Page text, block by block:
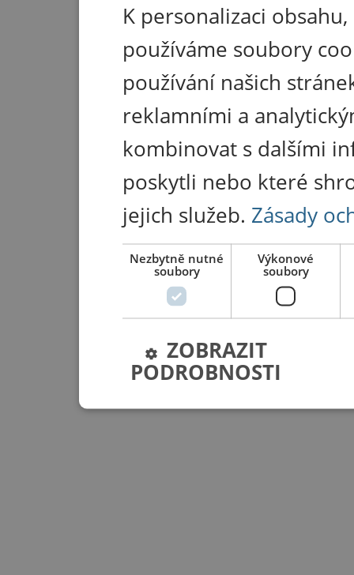
K personalizaci
používáme soubory
používání našich
reklamními a
kombinovat s dalšími
poskytli nebo které
jejich služeb. Zásady
Nezbytně nutné
soubory
Výkonové
soubory
ZOBRAZIT
PODROBNOSTI